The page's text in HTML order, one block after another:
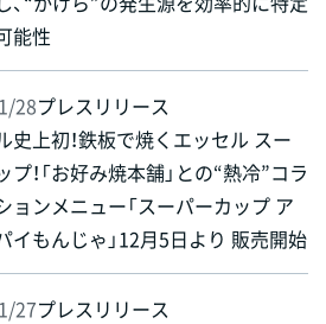
能性
28プレスリリース
史上初！鉄板で焼くエッセル スー
プ！「お好み焼本舗」との“熱冷”コラ
ョンメニュー「スーパーカップ ア
イもんじゃ」12月5日より 販売開始
27プレスリリース